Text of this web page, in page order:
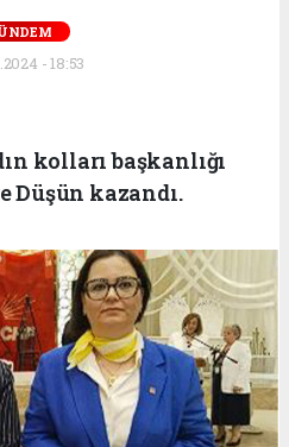
- 18:53
kolları başkanlığı
Düşün kazandı.